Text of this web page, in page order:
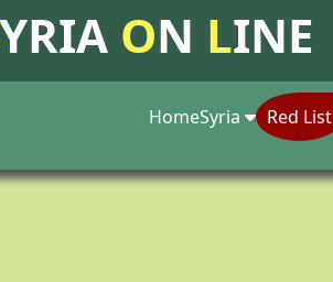
YRIA ON LINE
HomeSyria Red List